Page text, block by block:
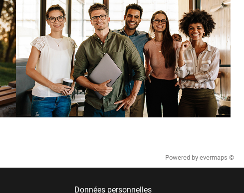
Powered by evermaps ©
Données personnelles